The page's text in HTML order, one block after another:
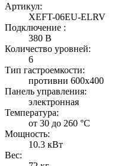
Артикул:
XEFT-06EU-ELRV
Подключение :
380 В
Количество уровней:
6
Тип гастроемкости:
противни 600х400
Панель управления:
электронная
Температура:
от 30 до 260 °С
Мощность:
10.3 кВт
Вес: